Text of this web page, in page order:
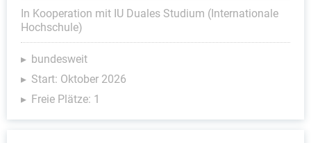
In Kooperation mit IU Duales Studium (Internationale
Hochschule)
bundesweit
Start: Oktober 2026
Freie Plätze: 1